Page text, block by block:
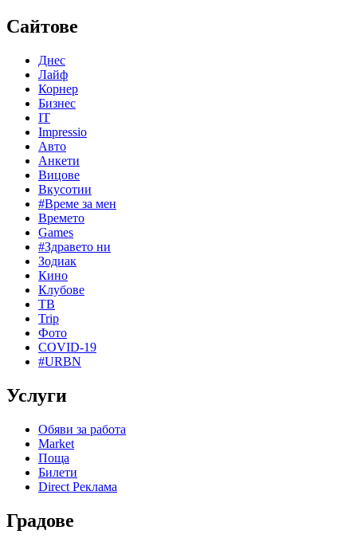
Сайтове
Днес
Лайф
Корнер
Бизнес
IT
Impressio
Авто
Анкети
Вицове
Вкусотии
#Време за мен
Времето
Games
#Здравето ни
Зодиак
Кино
Клубове
ТВ
Trip
Фото
COVID-19
#URBN
Услуги
Обяви за работа
Market
Поща
Билети
Direct Реклама
Градове